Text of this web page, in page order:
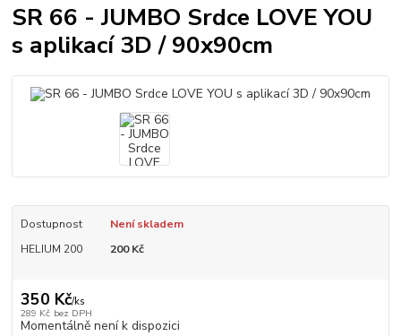
SR 66 - JUMBO Srdce LOVE YOU
s aplikací 3D / 90x90cm
Dostupnost
Není skladem
HELIUM 200
200 Kč
350 Kč/ks
289 Kč bez DPH
Momentálně není k dispozici